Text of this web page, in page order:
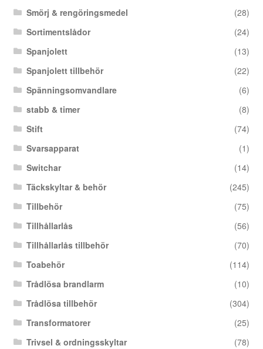
Smörj & rengöringsmedel
(28)
Sortimentslådor
(24)
Spanjolett
(13)
Spanjolett tillbehör
(22)
Spänningsomvandlare
(6)
stabb & timer
(8)
Stift
(74)
Svarsapparat
(1)
Switchar
(14)
Täckskyltar & behör
(245)
Tillbehör
(75)
Tillhållarlås
(56)
Tillhållarlås tillbehör
(70)
Toabehör
(114)
Trådlösa brandlarm
(10)
Trådlösa tillbehör
(304)
Transformatorer
(25)
Trivsel & ordningsskyltar
(78)